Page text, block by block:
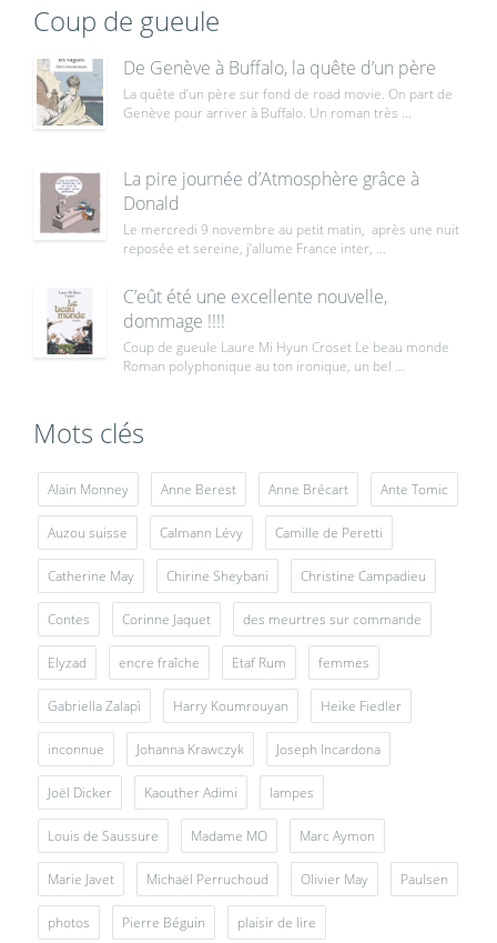
Coup de gueule
De Genève à Buffalo, la quête d’un père
La quête d’un père sur fond de road movie. On part de
Genève pour arriver à Buffalo. Un roman très ...
La pire journée d’Atmosphère grâce à
Donald
Le mercredi 9 novembre au petit matin, après une nuit
reposée et sereine, j’allume France inter, ...
C’eût été une excellente nouvelle,
dommage !!!!
Coup de gueule Laure Mi Hyun Croset Le beau monde
Roman polyphonique au ton ironique, un bel ...
Mots clés
Alain Monney Anne Berest Anne Brécart Ante Tomic
Auzou suisse Calmann Lévy Camille de Peretti
Catherine May Chirine Sheybani Christine Campadieu
Contes Corinne Jaquet des meurtres sur commande
Elyzad encre fraîche Etaf Rum femmes
Gabriella Zalapì Harry Koumrouyan Heike Fiedler
inconnue Johanna Krawczyk Joseph Incardona
Joël Dicker Kaouther Adimi lampes
Louis de Saussure Madame MO Marc Aymon
Marie Javet Michaël Perruchoud Olivier May Paulsen
photos Pierre Béguin plaisir de lire